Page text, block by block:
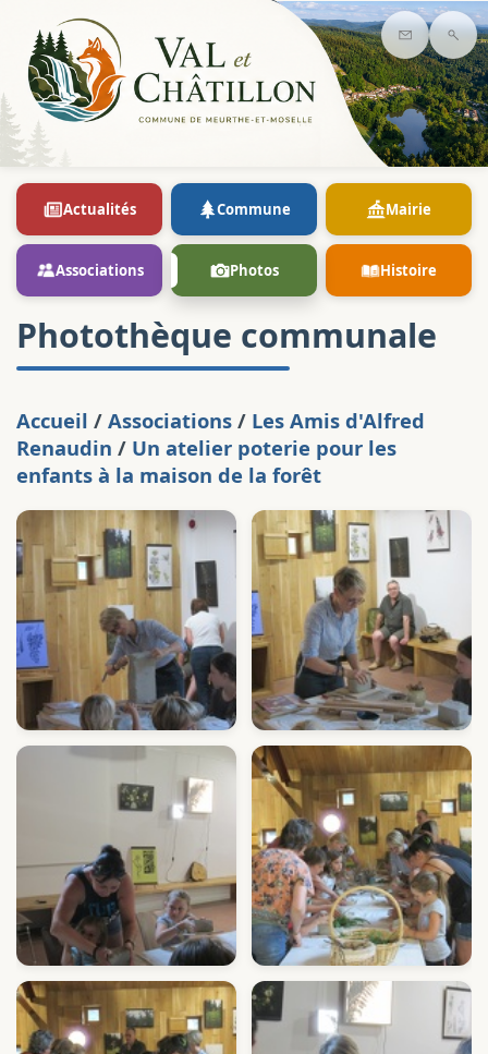
Contact
Actualités Commune Mairie
Associations Photos Histoire
Photothèque communale
Accueil / Associations / Les Amis d'Alfred
Renaudin / Un atelier poterie pour les
enfants à la maison de la forêt